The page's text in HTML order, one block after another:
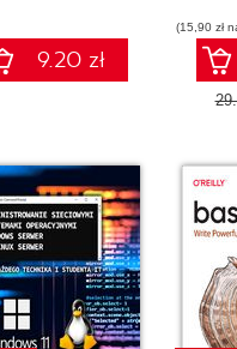
9.20 zł
(15,90 zł